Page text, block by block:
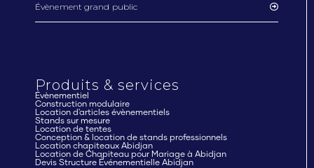
Évènement grand public
Produits & services
Évènementiel
Construction modulaire
Location d'articles évènementiels
Stands sur mesure
Location de tentes
Conception & location de stands professionnels
Location chapiteaux Abidjan
Location de Chapiteau pour Mariage à Abidjan
Devis Structure Événementielle Abidjan